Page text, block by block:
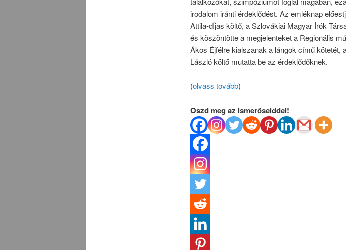
irodalom iránti érdeklődést. Az emléknap
Attila-dÍjas költő, a Szlovákiai Magyar Írók
és köszöntötte a megjelenteket a Regionális
Ákos Éjfélre kialszanak a lángok című kötetét,
László költő mutatta be az érdeklődőknek.
(olvass tovább)
Oszd meg az ismerőseiddel!